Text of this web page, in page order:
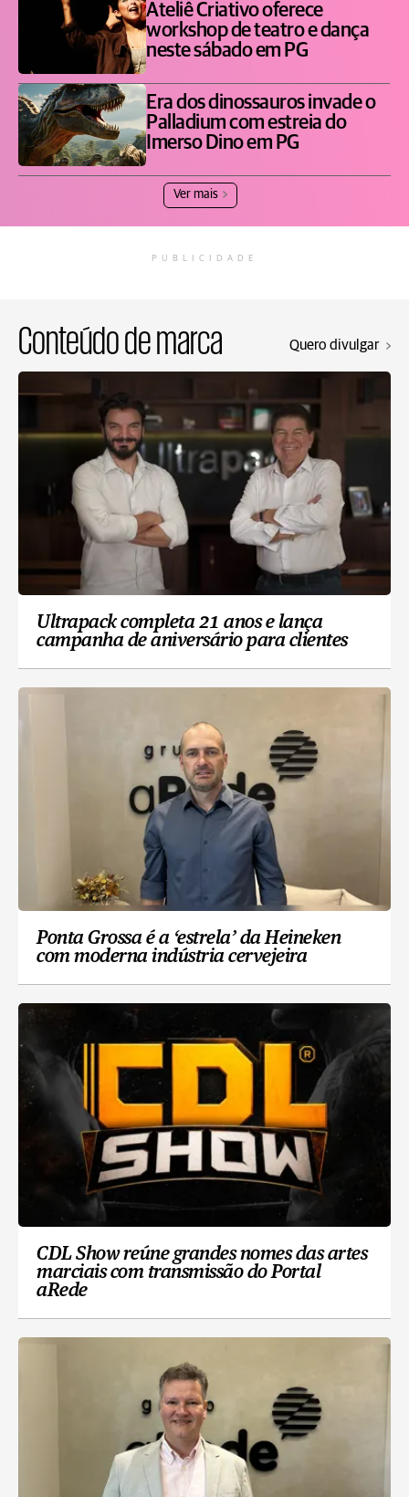
Ateliê Criativo oferece
workshop de teatro e dança
neste sábado em PG
Era dos dinossauros invade o
Palladium com estreia do
Imerso Dino em PG
Ver mais
PUBLICIDADE
Conteúdo de marca Quero divulgar
Ultrapack completa 21 anos e lança
campanha de aniversário para clientes
Ponta Grossa é a ‘estrela’ da Heineken
com moderna indústria cervejeira
CDL Show reúne grandes nomes das artes
marciais com transmissão do Portal
aRede